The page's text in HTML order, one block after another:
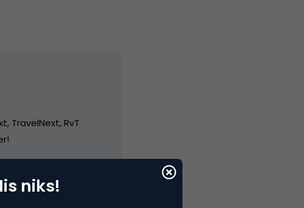
TravelNext, RvT
niks!